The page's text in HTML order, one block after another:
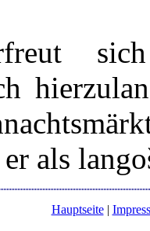
als
Hauptseite|